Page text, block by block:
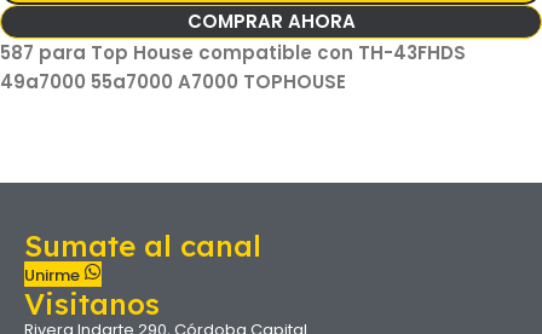
COMPRAR AHORA
587 para Top House compatible con TH-43FHDS
49a7000 55a7000 A7000 TOPHOUSE
Sumate al canal
Unirme
Visitanos
Rivera Indarte 290, Córdoba Capital